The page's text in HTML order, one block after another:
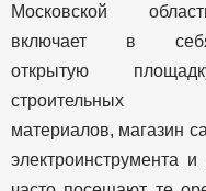
Московской
включает в
открытую
строительных
материалов, магазин
электроинструмента